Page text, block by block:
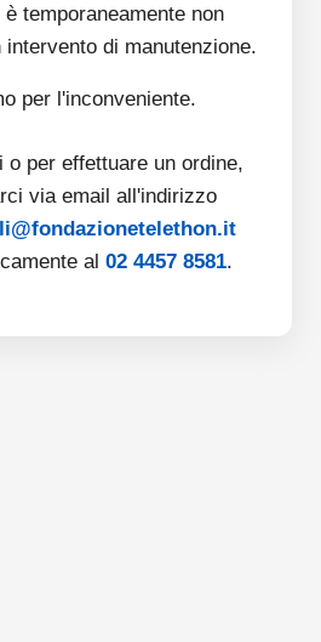
temporaneamente non
di manutenzione.
per l'inconveniente.
o per effettuare un ordine,
via email all'indirizzo
al 02 4457 8581.